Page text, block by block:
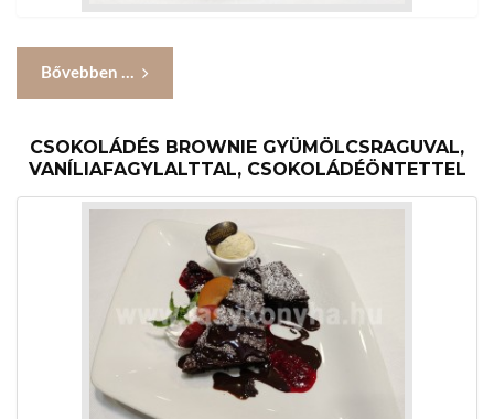
Bővebben ...
CSOKOLÁDÉS BROWNIE GYÜMÖLCSRAGUVAL,
VANÍLIAFAGYLALTTAL, CSOKOLÁDÉÖNTETTEL